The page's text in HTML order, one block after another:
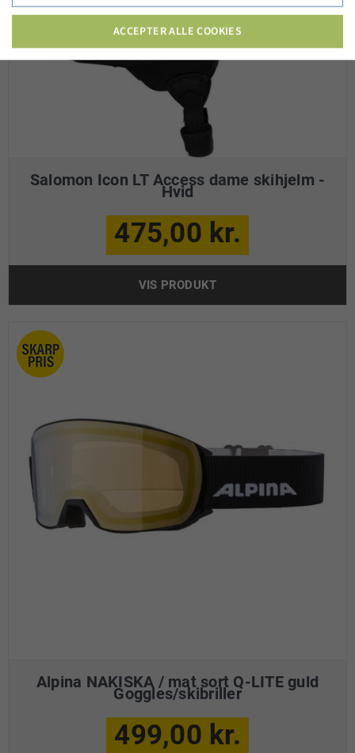
Salomon Icon LT Access dame skihjelm -
Hvid
475,00 kr.
VIS PRODUKT
Alpina NAKISKA / mat sort Q-LITE guld
Goggles/skibriller
499,00 kr.
ACCEPTER ALLE COOKIES